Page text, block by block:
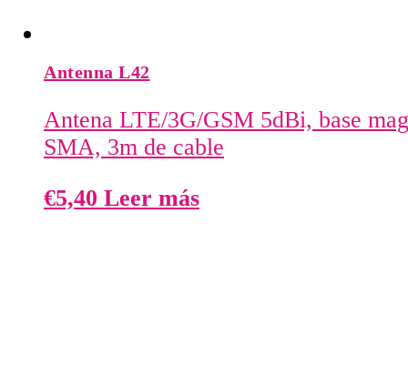
Antenna L42
Antena LTE/3G/GSM 5dBi, base
SMA, 3m de cable
€5,40 Leer más